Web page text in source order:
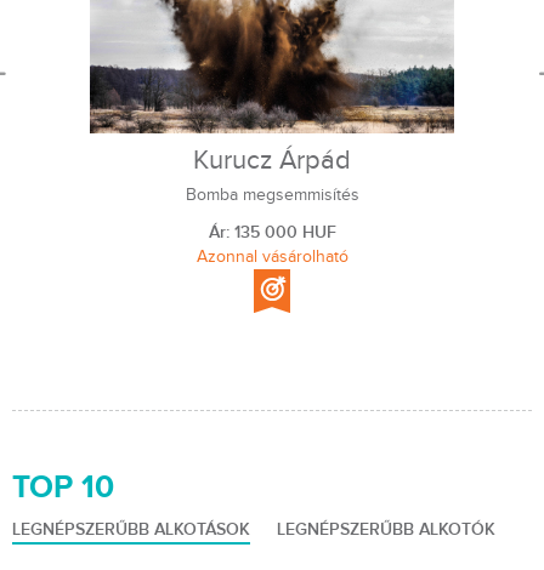
Kurucz Árpád
Bomba megsemmisítés
Ár: 135 000 HUF
Azonnal vásárolható
TOP 10
LEGNÉPSZERŰBB ALKOTÁSOK LEGNÉPSZERŰBB ALKOTÓK